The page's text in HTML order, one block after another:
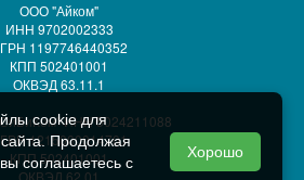
ООО "Айком"
ИНН 9702002333
1197746440352
КПП 502401001
ОКВЭД 63.11.1
ИНН 5024211088
1215000014701
КПП 502401001
cookie для
Продолжая
соглашаетесь с
Хорошо